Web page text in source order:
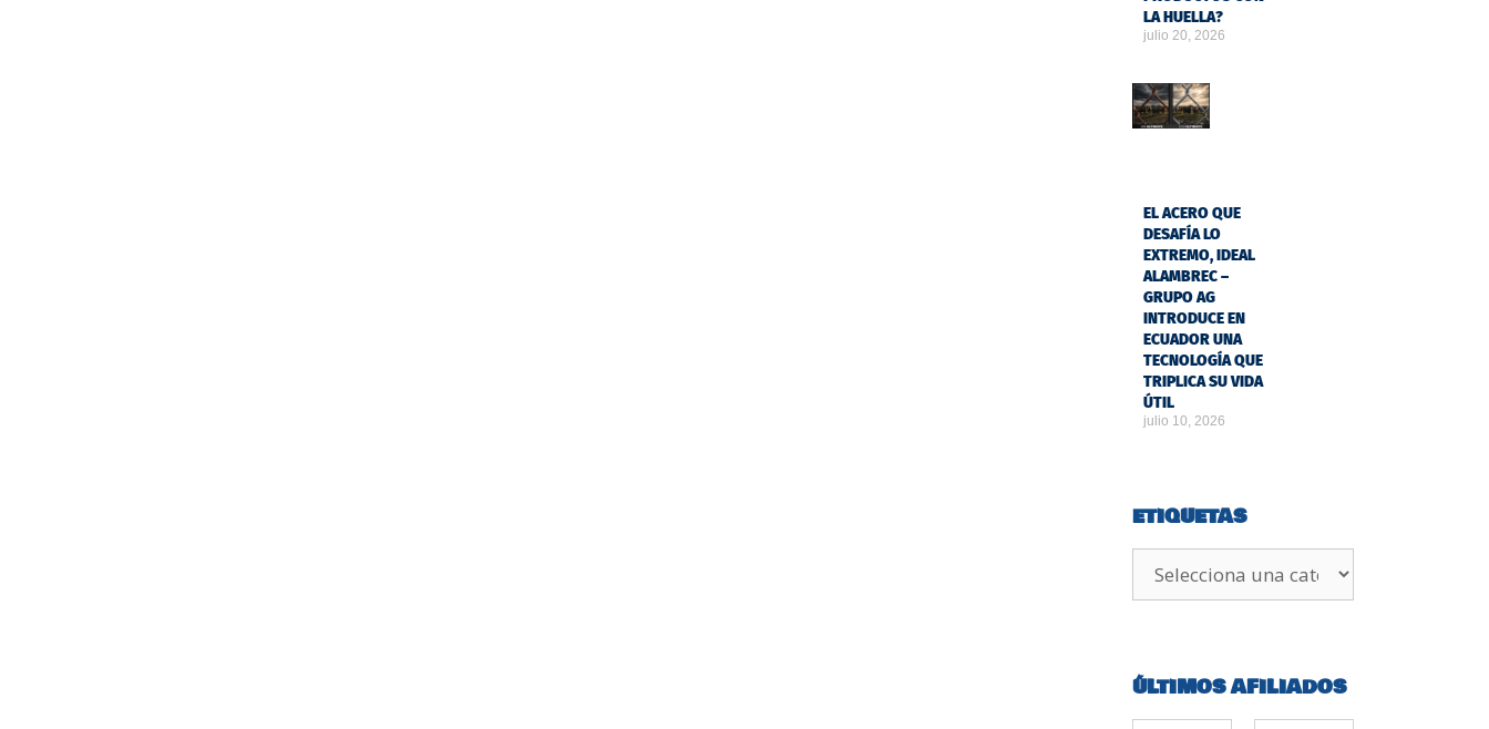
LA HUELLA?
julio 20, 2026
EL ACERO QUE
DESAFÍA LO
EXTREMO, IDEAL
ALAMBREC –
GRUPO AG
INTRODUCE EN
ECUADOR UNA
TECNOLOGÍA QUE
TRIPLICA SU VIDA
ÚTIL
julio 10, 2026
ETIQUETAS
ÚLTIMOS AFILIADOS